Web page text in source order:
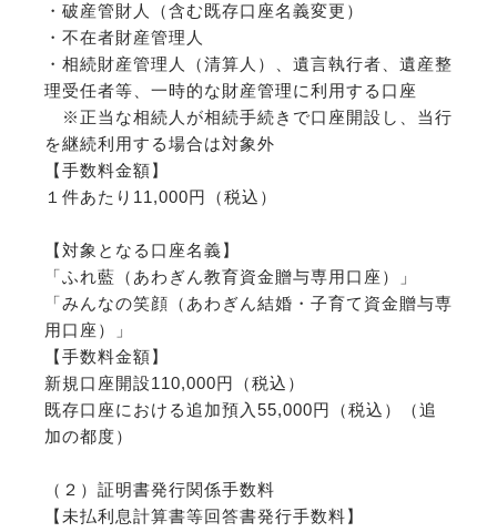
・破産管財人（含む既存口座名義変更）
・不在者財産管理人
・相続財産管理人（清算人）、遺言執行者、遺産整
理受任者等、一時的な財産管理に利用する口座
※正当な相続人が相続手続きで口座開設し、当行
を継続利用する場合は対象外
【手数料金額】
１件あたり11,000円（税込）
【対象となる口座名義】
「ふれ藍（あわぎん教育資金贈与専用口座）」
「みんなの笑顔（あわぎん結婚・子育て資金贈与専
用口座）」
【手数料金額】
新規口座開設110,000円（税込）
既存口座における追加預入55,000円（税込）（追
加の都度）
（２）証明書発行関係手数料
【未払利息計算書等回答書発行手数料】